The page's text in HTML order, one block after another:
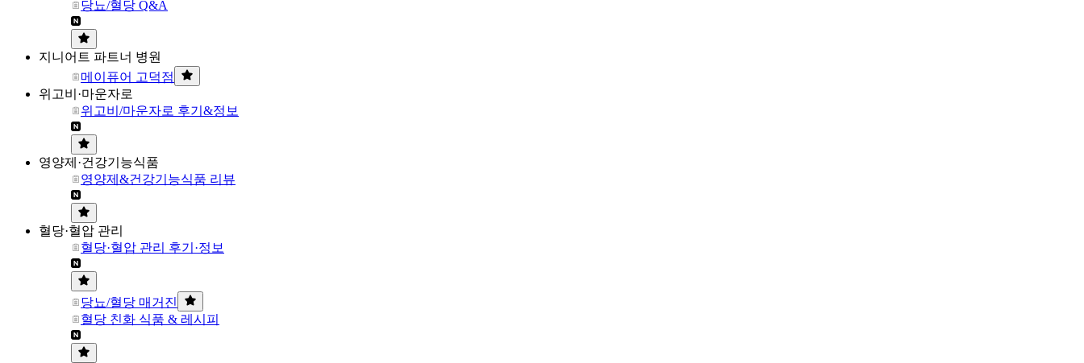
당뇨/혈당 Q&A
지니어트 파트너 병원
메이퓨어 고덕점
위고비·마운자로
위고비/마운자로 후기&정보
영양제·건강기능식품
영양제&건강기능식품 리뷰
혈당·혈압 관리
혈당·혈압 관리 후기·정보
당뇨/혈당 매거진
혈당 친화 식품 & 레시피